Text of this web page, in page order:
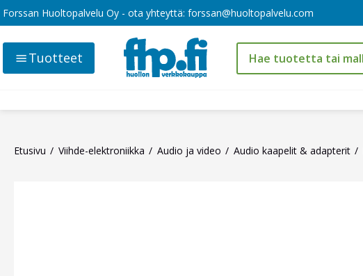
Forssan Huoltopalvelu Oy - ota yhteyttä: forssan@huoltopalvelu.com
Tuotteet
Etusivu Viihde-elektroniikka Audio ja video Audio kaapelit & adapterit